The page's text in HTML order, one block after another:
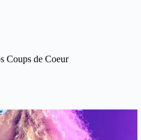
Coups de Coeur